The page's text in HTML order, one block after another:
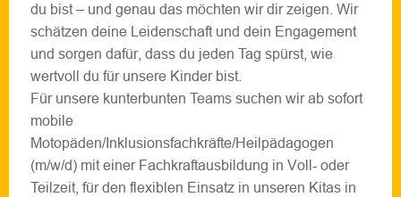
du bist – und genau das möchten wir dir zeigen. Wir
schätzen deine Leidenschaft und dein Engagement
und sorgen dafür, dass du jeden Tag spürst, wie
wertvoll du für unsere Kinder bist.
Für unsere kunterbunten Teams suchen wir ab sofort
mobile
Motopäden/Inklusionsfachkräfte/Heilpädagogen
(m/w/d) mit einer Fachkraftausbildung in Voll- oder
Teilzeit, für den flexiblen Einsatz in unseren Kitas in